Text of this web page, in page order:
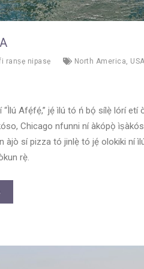
ranṣẹ nipasẹ North America USA
“Ìlú Afẹ́fẹ́,” jẹ́ ìlú tó ń bọ́ sílẹ̀ lórí
Chicago nfunni ní àkópọ̀
àjò sí pizza tó jinlẹ̀ tó jẹ́ olokiki ní
rẹ̀.